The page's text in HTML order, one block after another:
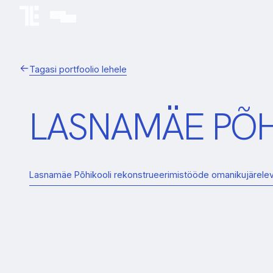
Tagasi portfoolio lehele
LASNAMÄE
Lasnamäe Põhikooli rekonstrueerimistööde